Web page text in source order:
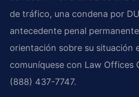
de tráfico, una condena por
antecedente penal
orientación sobre su situación
comuníquese con Law Offices
(888) 437-7747.